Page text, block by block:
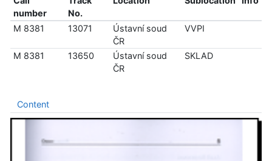
number
No.
M 8381 13071
Ústavní soud
ČR
VVPI
M 8381 13650
Ústavní soud
ČR
SKLAD
Content